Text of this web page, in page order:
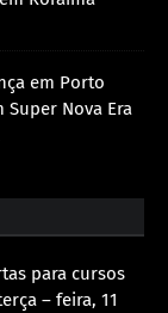
em Porto
Nova Era
para cursos
– feira, 11